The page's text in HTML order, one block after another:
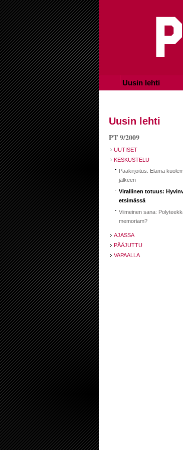
Uusin lehti
Uusin lehti
PT 9/2009
UUTISET
KESKUSTELU
Pääkirjoitus: Elämä
jälkeen
Virallinen totuus:
etsimässä
Viimeinen sana:
memoriam?
AJASSA
PÄÄJUTTU
VAPAALLA